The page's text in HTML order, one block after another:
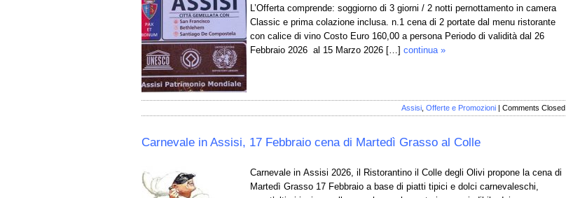
L’Offerta comprende: soggiorno di 3 giorni / 2 notti pernottamento in camera
Classic e prima colazione inclusa. n.1 cena di 2 portate dal menu ristorante
con calice di vino Costo Euro 160,00 a persona Periodo di validità dal 26
Febbraio 2026 al 15 Marzo 2026 […] continua »
Assisi Offerte e Promozioni | Comments Closed
Carnevale in Assisi, 17 Febbraio cena di Martedì Grasso al Colle
Carnevale in Assisi 2026, il Ristorantino il Colle degli Olivi propone la cena di
Martedì Grasso 17 Febbraio a base di piatti tipici e dolci carnevaleschi,